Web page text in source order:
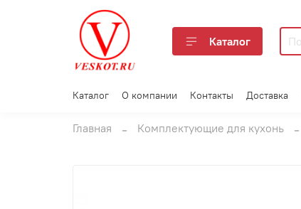
Каталог
Каталог О компании Контакты Доставка
Главная Комплектующие для кухонь